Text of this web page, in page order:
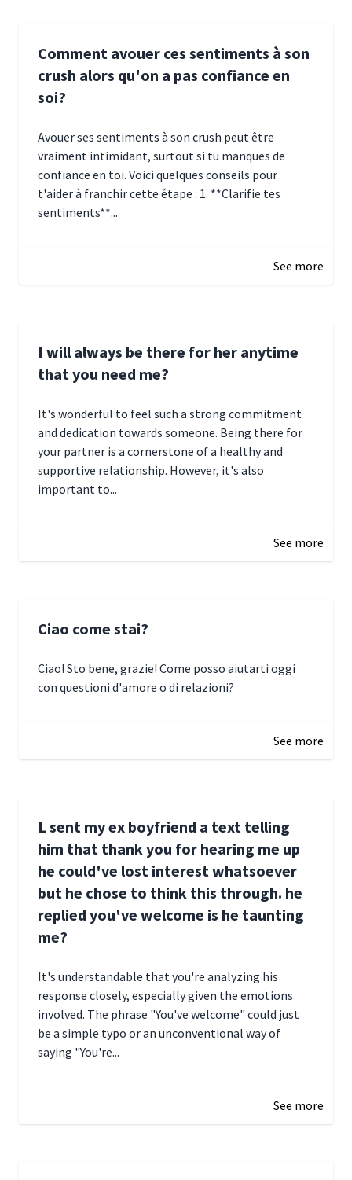
Comment avouer ces sentiments à son
crush alors qu'on a pas confiance en
soi?
Avouer ses sentiments à son crush peut être
vraiment intimidant, surtout si tu manques de
confiance en toi. Voici quelques conseils pour
t'aider à franchir cette étape : 1. **Clarifie tes
sentiments**...
See more
I will always be there for her anytime
that you need me?
It's wonderful to feel such a strong commitment
and dedication towards someone. Being there for
your partner is a cornerstone of a healthy and
supportive relationship. However, it's also
important to...
See more
Ciao come stai?
Ciao! Sto bene, grazie! Come posso aiutarti oggi
con questioni d'amore o di relazioni?
See more
L sent my ex boyfriend a text telling
him that thank you for hearing me up
he could've lost interest whatsoever
but he chose to think this through. he
replied you've welcome is he taunting
me?
It's understandable that you're analyzing his
response closely, especially given the emotions
involved. The phrase "You've welcome" could just
be a simple typo or an unconventional way of
saying "You're...
See more